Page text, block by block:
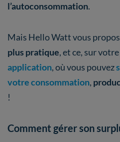
l’autoconsommation.
Mais Hello Watt vous
plus pratique, et ce, sur
application, où vous pouvez
votre consommation,
!
Comment gérer son